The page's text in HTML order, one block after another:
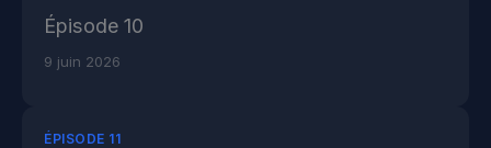
Épisode 10
9 juin 2026
ÉPISODE 11